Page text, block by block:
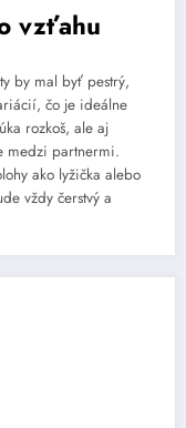
vzťahu
by mal byť pestrý,
čo je ideálne
rozkoš, ale aj
medzi partnermi.
ako lyžička alebo
vždy čerstvý a